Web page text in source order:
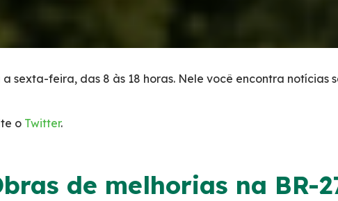
sexta-feira, das 8 às 18 horas. Nele você encontra notícias
o Twitter.
de melhorias na BR-